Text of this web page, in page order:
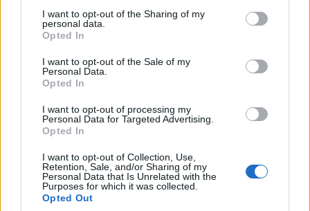
I want to opt-out of the Sharing of my
personal data.
Opted In
I want to opt-out of the Sale of my
Personal Data.
Opted In
I want to opt-out of processing my
Personal Data for Targeted Advertising.
Opted In
I want to opt-out of Collection, Use,
Retention, Sale, and/or Sharing of my
Personal Data that Is Unrelated with the
Purposes for which it was collected.
Opted Out
Efter nästan 22 år säljer Stene Isacsson Akkurat i Stockholm. Nästa
utmaning för honom blir att driva Zum Franziskaner i Gamla